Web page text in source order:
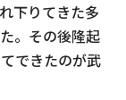
下りてきた多
。その後隆起
できたのが武